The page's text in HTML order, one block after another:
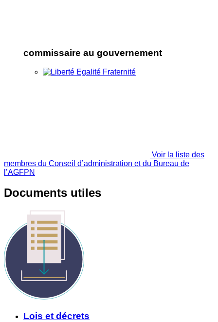
commissaire au gouvernement
Voir la liste des
membres du Conseil d’administration et du Bureau de
l’AGFPN
Documents utiles
Lois et décrets